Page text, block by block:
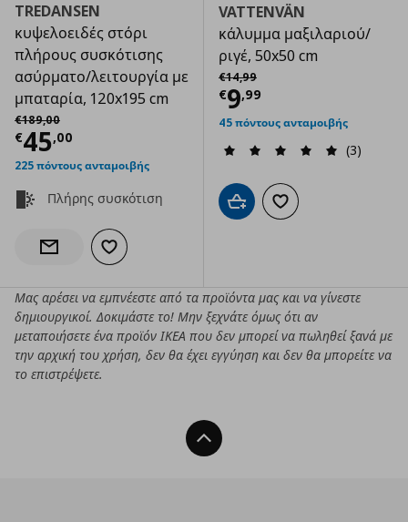
TREDANSEN
κυψελοειδές στόρι
πλήρους συσκότισης
ασύρματο/λειτουργία με
μπαταρία, 120x195 cm
€189,00
Αρχική τιμή
€45,00
Τρέχουσα τιμή € 45,00
225 πόντους ανταμοιβής
Πλήρης συσκότιση
Ενημέρωση διαθεσιμότητας
Προσθήκη στα αγαπημένα
VATTENVÄN
κάλυμμα μαξιλαριού/
ριγέ, 50x50 cm
€14,99
Αρχική τιμή
€9,99
Τρέχουσα
45 πόντους ανταμοιβής
(3)
Προσθήκη στο καλάθι
Προσθήκη στα
Μας αρέσει να εμπνέεστε από τα προϊόντα μας και να γίνεστε
δημιουργικοί. Δοκιμάστε το! Μην ξεχνάτε όμως ότι αν
μεταποιήσετε ένα προϊόν ΙΚΕΑ που δεν μπορεί να πωληθεί ξανά με
την αρχική του χρήση, δεν θα έχει εγγύηση και δεν θα μπορείτε να
το επιστρέψετε.
Back To Top